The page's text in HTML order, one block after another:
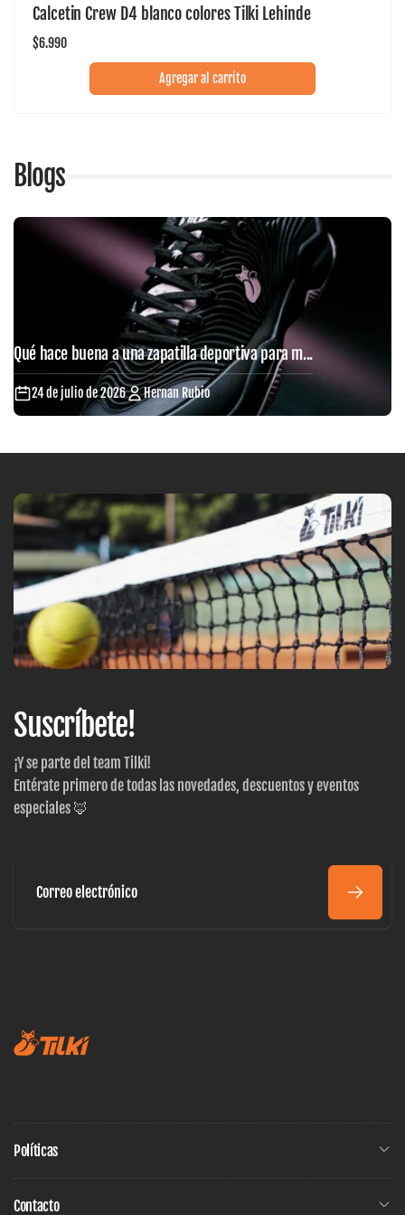
Calcetin Crew D4 blanco colores Tilki Lehinde
Precio
$6.990
Agregar al carrito
Blogs
Qué hace buena a una zapatilla deportiva para m...
24 de julio de 2026 Hernan Rubio
Suscríbete!
¡Y se parte del team Tilki!
Entérate primero de todas las novedades, descuentos y eventos
especiales 🦊
Políticas
Contacto